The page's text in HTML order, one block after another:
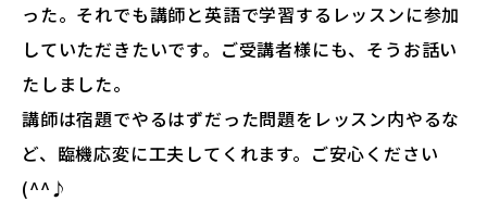
った。それでも講師と英語で学習するレッスンに参加
していただきたいです。ご受講者様にも、そうお話い
たしました。
講師は宿題でやるはずだった問題をレッスン内やるな
ど、臨機応変に工夫してくれます。ご安心ください
(^^♪